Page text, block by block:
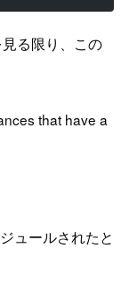
る限り、この
that have a
ュールされたと